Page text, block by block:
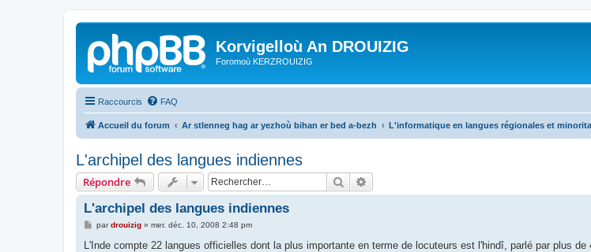
Korvigelloù An DROUIZIG
Foromoù KERZROUIZIG
Raccourcis FAQ
Accueil du forum Ar stlenneg hag ar yezhoù bihan er bed a-bezh L'informatique en langues régionales et
L'archipel des langues indiennes
Répondre Rechercher
L'archipel des langues indiennes
M
s
pardrouizig» mer. déc. 10, 2008 2:48 pm
L'Inde compte 22 langues officielles dont la plus importante en terme de locuteurs est l'hindî, parlé par plus